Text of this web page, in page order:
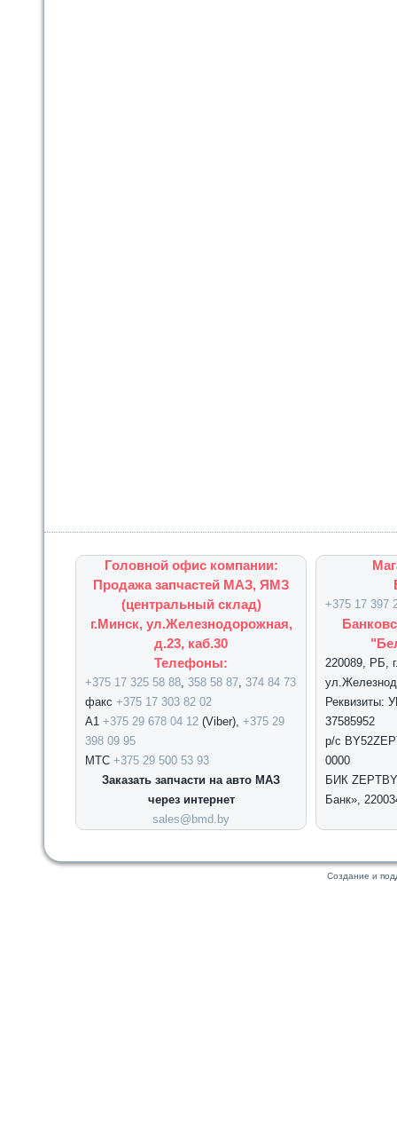
Головной офис компании:
Продажа запчастей МАЗ, ЯМЗ
(центральный склад)
г.Минск, ул.Железнодорожная,
д.23, каб.30
Телефоны:
+375 17 325 58 88, 358 58 87, 374 84 73
факс +375 17 303 82 02
А1 +375 29 678 04 12 (Viber), +375 29
398 09 95
МТС +375 29 500 53 93
Заказать запчасти на авто МАЗ
через интернет
sales@bmd.by
+375 17 397
220089, РБ,
Реквизиты:
37585952
р/с
0000
БИК
Банк»,
Создание и